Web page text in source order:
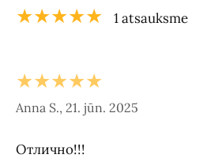
★★★★★ 1 atsauksme
★★★★★
Anna S., 21. jūn. 2025
Отлично!!!